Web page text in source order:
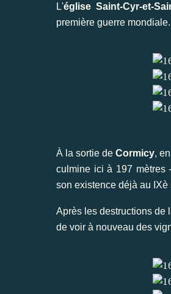
L'église Saint-Cyr-et-
première guerre
À la sortie deCormicy,
culmine ici à 197 mètres
son existence déjà au
Après les destructions de
de voir à nouveau des